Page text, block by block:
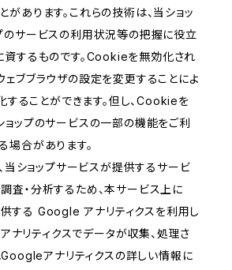
があります。これらの技術は、当ショッ
のサービスの利用状況等の把握に役立
資するものです。Cookieを無効化され
ェブブラウザの設定を変更することによ
ることができます。但し、Cookieを
ョップのサービスの一部の機能をご利
場合があります。
、当ショップサービスが提供するサービ
査・分析するため、本サービス上に
する Google アナリティクスを利用し
ナリティクスでデータが収集、処理さ
アナリティクスの詳しい情報に